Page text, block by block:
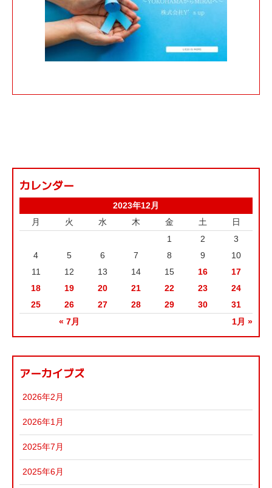
カレンダー
2023年12月
月
火 水 木 金 土 日
« 7月 1月 »
1 2
3
4
5 6 7 8 9
10
11
12 13 14 15 16
17
18
19 20 21 22 23
24
25
26 27 28 29 30 31
アーカイブズ
2026年2月
2026年1月
2025年7月
2025年6月